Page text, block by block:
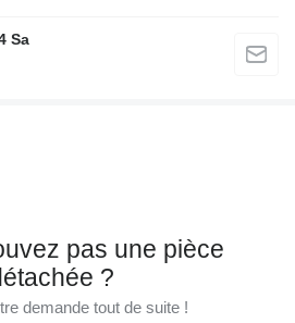
Sa
pas une pièce
?
demande tout de suite !